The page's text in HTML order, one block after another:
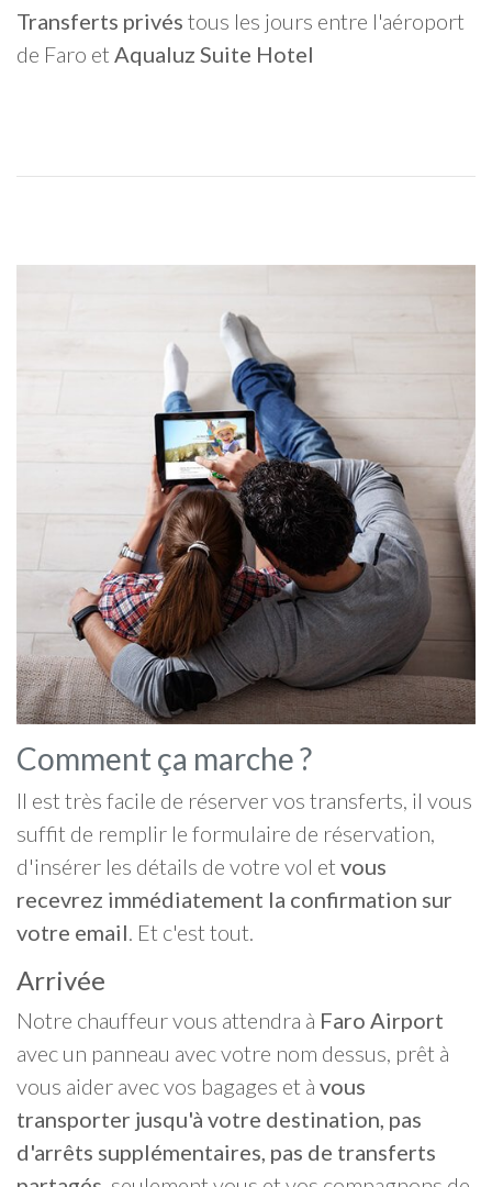
Transferts privés tous les jours entre l'aéroport
de Faro et Aqualuz Suite Hotel
Comment ça marche ?
Il est très facile de réserver vos transferts, il vous
suffit de remplir le formulaire de réservation,
d'insérer les détails de votre vol et vous
recevrez immédiatement la confirmation sur
votre email. Et c'est tout.
Arrivée
Notre chauffeur vous attendra à Faro Airport
avec un panneau avec votre nom dessus, prêt à
vous aider avec vos bagages et à vous
transporter jusqu'à votre destination, pas
d'arrêts supplémentaires, pas de transferts